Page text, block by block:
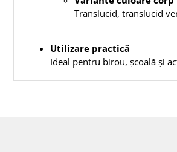
Translucid, translucid
Utilizare practică
Ideal pentru birou, școală și